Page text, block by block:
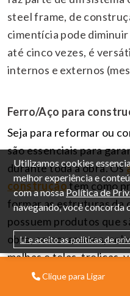
steel frame, de
cimentícia pode
até cinco vezes, é
internos e externos
Ferro/Aço para
Seja para reformar ou
são essenciais para
durante toda a obra. Os
construçãotem como
formar as estruturas da
possuem produtos que
obra, como: arames,
malhas e telas, treliças,
Os vergalhões são os
Clique para Ligar
Utilizamos cookies
melhor experiência e
com a nossaPolítica de
navegando, você concorda
Li e aceito as políticas de